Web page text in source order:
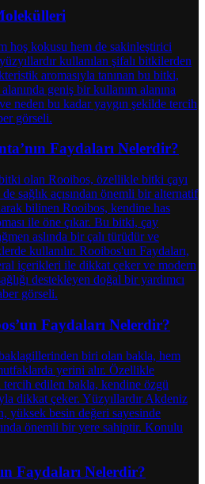
Faydaları Nelerdir?
Faydaları Nelerdir?
Faydaları Nelerdir?